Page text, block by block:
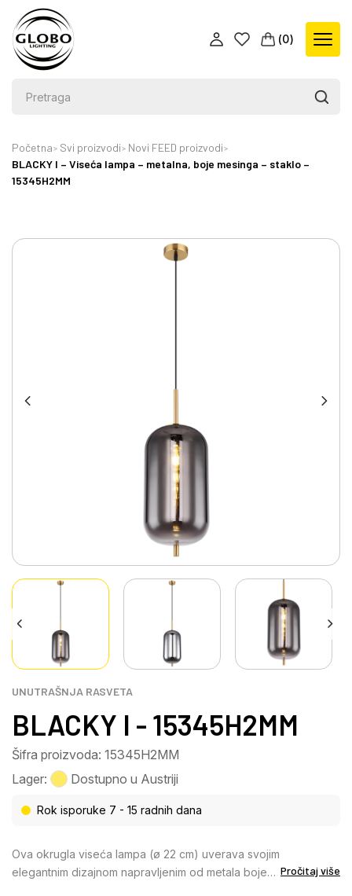
(0)
Početna Svi proizvodi
Novi FEED proizvodi
BLACKY I – Viseća lampa – metalna, boje mesinga – staklo –
15345H2MM
UNUTRAŠNJA RASVETA
BLACKY I - 15345H2MM
Šifra proizvoda: 15345H2MM
Lager:
Dostupno u Austriji
Rok isporuke 7 - 15 radnih dana
Ova okrugla viseća lampa (ø 22 cm) uverava svojim
elegantnim dizajnom napravljenim od metala boje
Pročitaj više